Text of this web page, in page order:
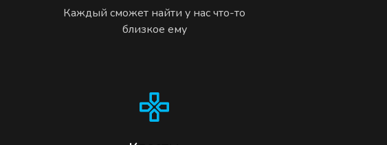
Каждый сможет найти у нас что-то
близкое ему